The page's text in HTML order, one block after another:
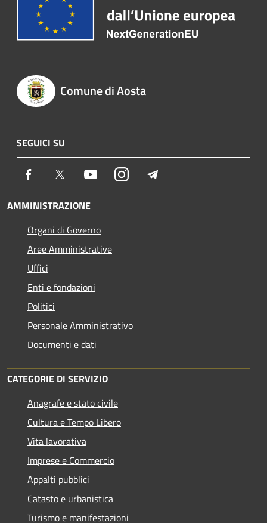
Comune di Aosta
SEGUICI SU
Facebook Twitter YoutubeInstagram
AMMINISTRAZIONE
Organi di Governo
Aree Amministrative
Uffici
Enti e fondazioni
Politici
Personale Amministrativo
Documenti e dati
CATEGORIE DI SERVIZIO
Anagrafe e stato civile
Cultura e Tempo Libero
Vita lavorativa
Imprese e Commercio
Appalti pubblici
Catasto e urbanistica
Turismo e manifestazioni